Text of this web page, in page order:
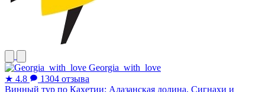
Georgia_with_love
★ 4.8
1304 отзыва
Винный тур по Кахетии: Алазанская долина, Сигнахи и